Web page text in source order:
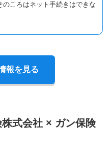
ころはネット手続きはできな
報を見る
式会社 × ガン保険